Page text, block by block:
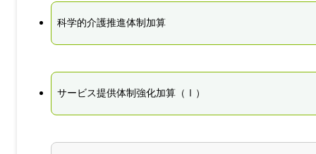
科学的介護推進体制加算
サービス提供体制強化加算（Ⅰ）